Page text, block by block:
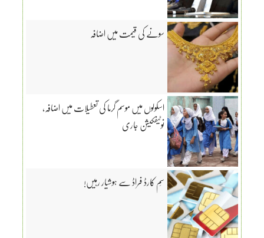
سونے کی قیمت میں اضافہ
اسکولوں میں موسم گرما کی تعطیلات میں اضافہ،
نوٹیفکیشن جاری
سِم کارڈ فراڈ سے ہوشیار رہیں!